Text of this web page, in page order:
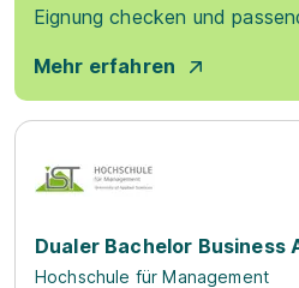
Eignung checken und
Mehr erfahren
Dualer Bachelor Business
Hochschule für Management